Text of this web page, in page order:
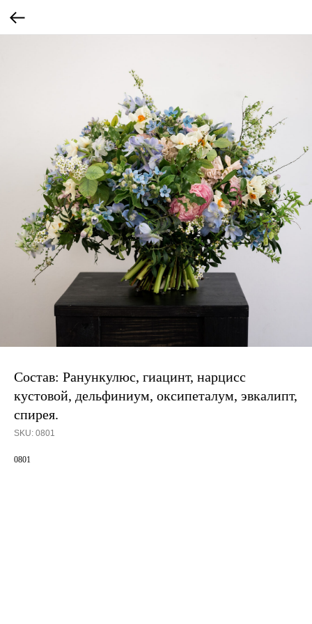
Состав: Ранункулюс, гиацинт, нарцисс
кустовой, дельфиниум, оксипеталум, эвкалипт,
спирея.
SKU: 0801
0801